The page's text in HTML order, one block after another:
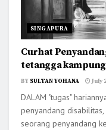
SINGAPURA
Curhat
tetangga
BY SULTAN YOHANA July
DALAM "tugas"
penyandang
seorang penyandang